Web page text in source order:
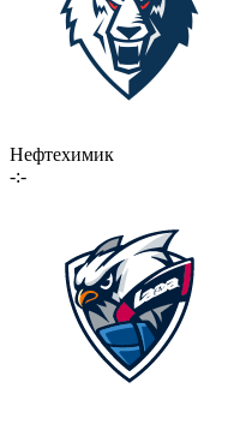
Нефтехимик
-:-